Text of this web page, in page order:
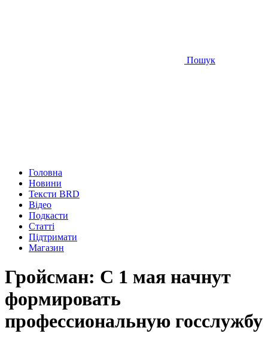
Пошук
Головна
Новини
Тексти BRD
Відео
Подкасти
Статті
Підтримати
Магазин
Гройсман: С 1 мая начнут
формировать
профессиональную госслужбу